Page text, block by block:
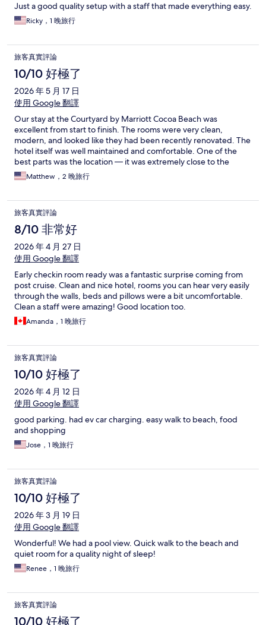
Just a good quality setup with a staff that made everything easy.
Ricky，1 晚旅行
旅客真實評論
10/10 好極了
2026 年 5 月 17 日
使用 Google 翻譯
Our stay at the Courtyard by Marriott Cocoa Beach was
excellent from start to finish. The rooms were very clean,
modern, and looked like they had been recently renovated. The
hotel itself was well maintained and comfortable. One of the
best parts was the location — it was extremely close to the
beach, making it easy to enjoy everything Cocoa Beach has to
offer. Overall, it was a great stay, and we would definitely return
Matthew，2 晚旅行
旅客真實評論
8/10 非常好
2026 年 4 月 27 日
使用 Google 翻譯
Early checkin room ready was a fantastic surprise coming from
post cruise. Clean and nice hotel, rooms you can hear very easily
through the walls, beds and pillows were a bit uncomfortable.
Clean a staff were amazing! Good location too.
Amanda，1 晚旅行
旅客真實評論
10/10 好極了
2026 年 4 月 12 日
使用 Google 翻譯
good parking. had ev car charging. easy walk to beach, food
and shopping
Jose，1 晚旅行
旅客真實評論
10/10 好極了
2026 年 3 月 19 日
使用 Google 翻譯
Wonderful! We had a pool view. Quick walk to the beach and
quiet room for a quality night of sleep!
Renee，1 晚旅行
旅客真實評論
10/10 好極了